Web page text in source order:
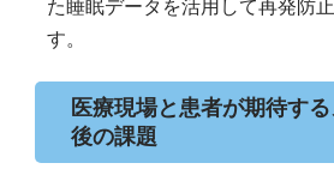
た睡眠データを活用して再発防
す。
医療現場と患者が期待す
後の課題